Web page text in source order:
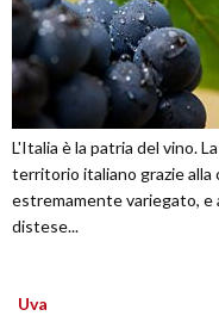
L'Italia è la patria del vino.
territorio italiano grazie
estremamente variegato, e
distese...
Uva